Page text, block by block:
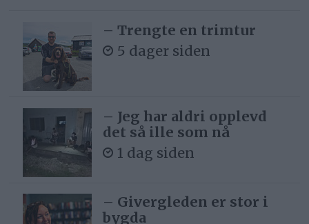
– Trengte en trimtur
5 dager siden
– Jeg har aldri opplevd
det så ille som nå
1 dag siden
– Givergleden er stor i
bygda